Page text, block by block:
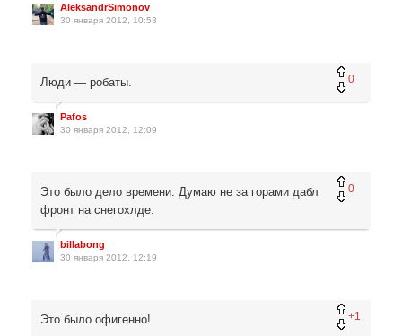
AleksandrSimonov
30 января 2012, 10:53
0
Люди — робаты.
Pafos
30 января 2012, 12:09
0
Это было дело времени. Думаю не за горами дабл
фронт на снегохлде.
billabong
30 января 2012, 12:19
+1
Это было офигенно!